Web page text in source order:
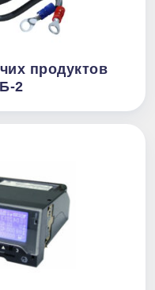
продуктов
2